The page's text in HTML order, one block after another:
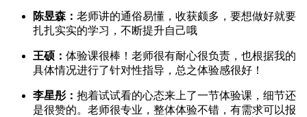
陈昱森： 老师讲的通俗易懂，收获颇多，要想做好就要
扎扎实实的学习，不断提升自己哦
王硕： 体验课很棒！老师很有耐心很负责，也根据我的
具体情况进行了针对性指导，总之体验感很好！
李星彤： 抱着试试看的心态来上了一节体验课，细节还
是很赞的。老师很专业，整体体验不错，有需求可以报